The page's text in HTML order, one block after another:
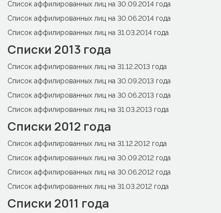
Список аффилированных лиц на 30.09.2014 года
Список аффилированных лиц на 30.06.2014 года
Список аффилированных лиц на 31.03.2014 года
Списки 2013 года
Список аффилированных лиц на 31.12.2013 года
Список аффилированных лиц на 30.09.2013 года
Список аффилированных лиц на 30.06.2013 года
Список аффилированных лиц на 31.03.2013 года
Списки 2012 года
Список аффилированных лиц на 31.12.2012 года
Список аффилированных лиц на 30.09.2012 года
Список аффилированных лиц на 30.06.2012 года
Список аффилированных лиц на 31.03.2012 года
Списки 2011 года